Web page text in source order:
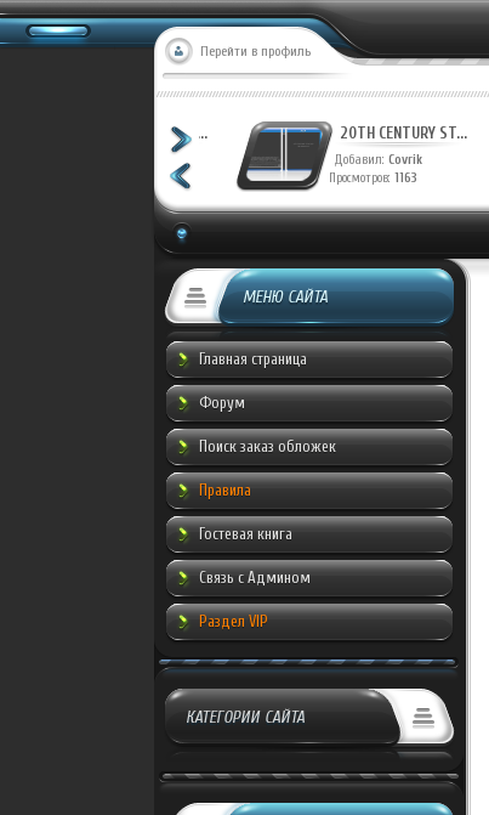
Перейти в профиль
ФАНТАСТИЧЕСКАЯ ...
Добавил:Munche
Просмотров:950
МЕНЮ САЙТА
Главная страница
Форум
Поиск заказ обложек
Правила
Гостевая книга
Связь с Админом
Раздел VIP
КАТЕГОРИИ САЙТА